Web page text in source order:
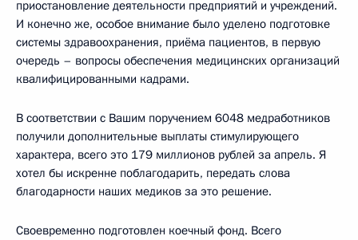
приостановление деятельности предприятий и учреждений.
И конечно же, особое внимание было уделено подготовке
системы здравоохранения, приёма пациентов, в первую
очередь – вопросы обеспечения медицинских организаций
квалифицированными кадрами.
В соответствии с Вашим поручением 6048 медработников
получили дополнительные выплаты стимулирующего
характера, всего это 179 миллионов рублей за апрель. Я
хотел бы искренне поблагодарить, передать слова
благодарности наших медиков за это решение.
Своевременно подготовлен коечный фонд. Всего